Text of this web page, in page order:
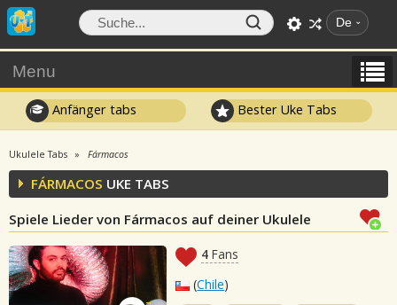
De
Menu
Anfänger tabs Bester Uke Tabs
Ukulele Tabs Fármacos
FÁRMACOS UKE TABS
Spiele Lieder von Fármacos auf deiner Ukulele
4 Fans
(Chile)